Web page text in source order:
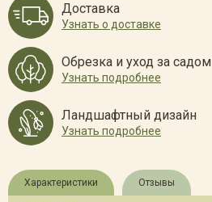
Доставка
Узнать о доставке
Обрезка и уход за садом
Узнать подробнее
Ландшафтный дизайн
Узнать подробнее
Характеристики Отзывы